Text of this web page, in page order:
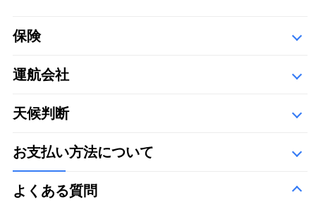
季節の花束
保険
運航会社
アカギヘリコプター株式会社 匠航空株式会社 つくば航空株式会社 有限会社ジャパン
天候判断
お支払い方法について
よくある質問